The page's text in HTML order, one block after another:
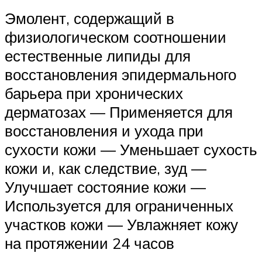
Эмолент, содержащий в
физиологическом соотношении
естественные липиды для
восстановления эпидермального
барьера при хронических
дерматозах — Применяется для
восстановления и ухода при
сухости кожи — Уменьшает сухость
кожи и, как следствие, зуд —
Улучшает состояние кожи —
Используется для ограниченных
участков кожи — Увлажняет кожу
на протяжении 24 часов